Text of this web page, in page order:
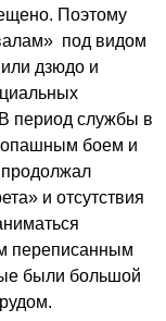
Поэтому
под видом
дзюдо и
период службы в
боем и
и отсутствия
переписанным
были большой